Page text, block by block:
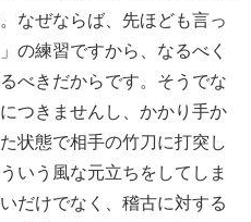
なぜならば、先ほども言っ
の練習ですから、なるべく
べきだからです。そうでな
つきませんし、かかり手か
状態で相手の竹刀に打突し
いう風な元立ちをしてしま
だけでなく、稽古に対する